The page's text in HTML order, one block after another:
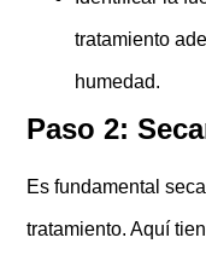
tratamiento
humedad.
Paso 2:
Es fundamental
tratamiento. Aquí